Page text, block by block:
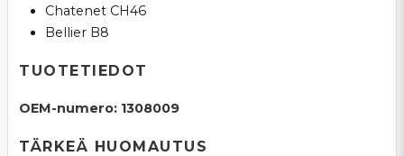
Chatenet CH46
Bellier B8
TUOTETIEDOT
OEM-numero: 1308009
TÄRKEÄ HUOMAUTUS